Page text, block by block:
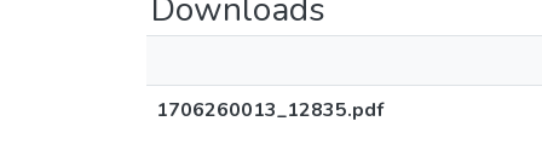
Downloads
1706260013_12835.pdf